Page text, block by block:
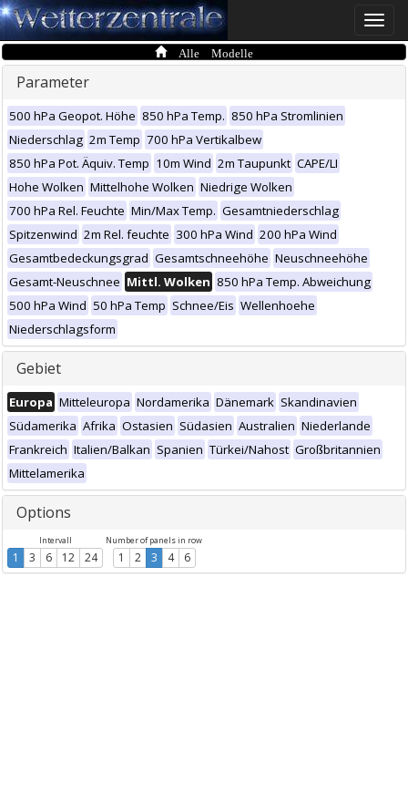
Toggle
Alle Modelle
Parameter
500 hPa Geopot. Höhe 850 hPa Temp. 850 hPa Stromlinien
Niederschlag 2m Temp 700 hPa Vertikalbew
850 hPa Pot. Äquiv. Temp 10m Wind 2m Taupunkt CAPE/LI
Hohe Wolken Mittelhohe Wolken Niedrige Wolken
700 hPa Rel. Feuchte Min/Max Temp. Gesamtniederschlag
Spitzenwind 2m Rel. feuchte 300 hPa Wind 200 hPa Wind
Gesamtbedeckungsgrad Gesamtschneehöhe Neuschneehöhe
Gesamt-Neuschnee Mittl. Wolken 850 hPa Temp. Abweichung
500 hPa Wind 50 hPa Temp Schnee/Eis Wellenhoehe
Niederschlagsform
Gebiet
Europa Mitteleuropa Nordamerika Dänemark Skandinavien
Südamerika Afrika Ostasien Südasien Australien Niederlande
Frankreich Italien/Balkan Spanien Türkei/Nahost Großbritannien
Mittelamerika
Options
Intervall
1 3 6 12 24
Number of panels in row
1 2 3 4 6